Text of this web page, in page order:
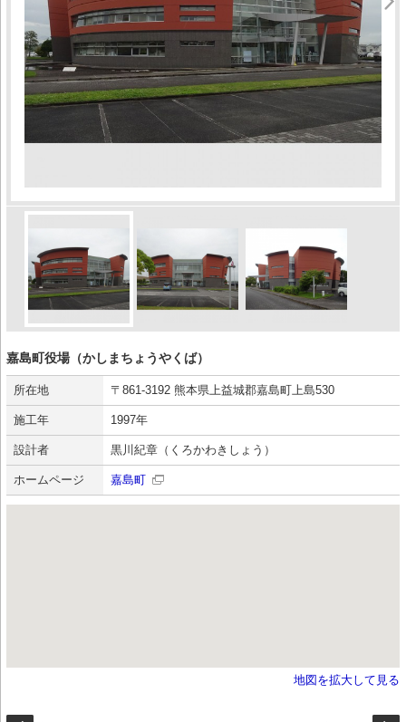
嘉島町役場（かしまちょうやくば）
所在地 〒861-3192 熊本県上益城郡嘉島町上島530
施工年 1997年
設計者 黒川紀章（くろかわきしょう）
ホームページ 嘉島町
地図を拡大して見る